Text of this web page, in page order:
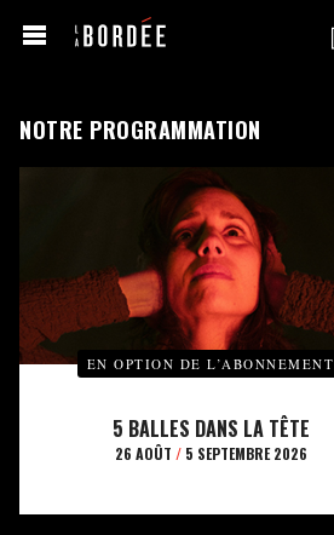
NOTRE PROGRAMMATION
EN OPTION DE L’ABONNEMENT
5 BALLES DANS LA TÊTE
26 AOÛT /5 SEPTEMBRE 2026